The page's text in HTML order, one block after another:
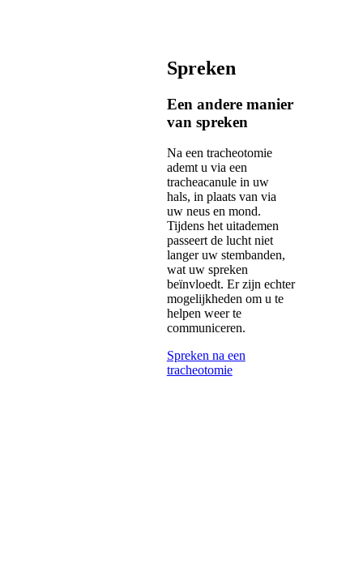
Spreken
Een andere manier
van spreken
Na een tracheotomie
ademt u via een
tracheacanule in uw
hals, in plaats van via
uw neus en mond.
Tijdens het uitademen
passeert de lucht niet
langer uw stembanden,
wat uw spreken
beïnvloedt. Er zijn echter
mogelijkheden om u te
helpen weer te
communiceren.
Spreken na een
tracheotomie